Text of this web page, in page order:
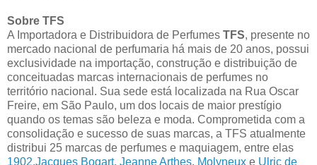
Sobre TFS
A Importadora e Distribuidora de Perfumes TFS, presente no
mercado nacional de perfumaria há mais de 20 anos, possui
exclusividade na importação, construção e distribuição de
conceituadas marcas internacionais de perfumes no
território nacional. Sua sede está localizada na Rua Oscar
Freire, em São Paulo, um dos locais de maior prestígio
quando os temas são beleza e moda. Comprometida com a
consolidação e sucesso de suas marcas, a TFS atualmente
distribui 25 marcas de perfumes e maquiagem, entre elas
1902,Jacques Bogart, Jeanne Arthes, Molyneux e Ulric de